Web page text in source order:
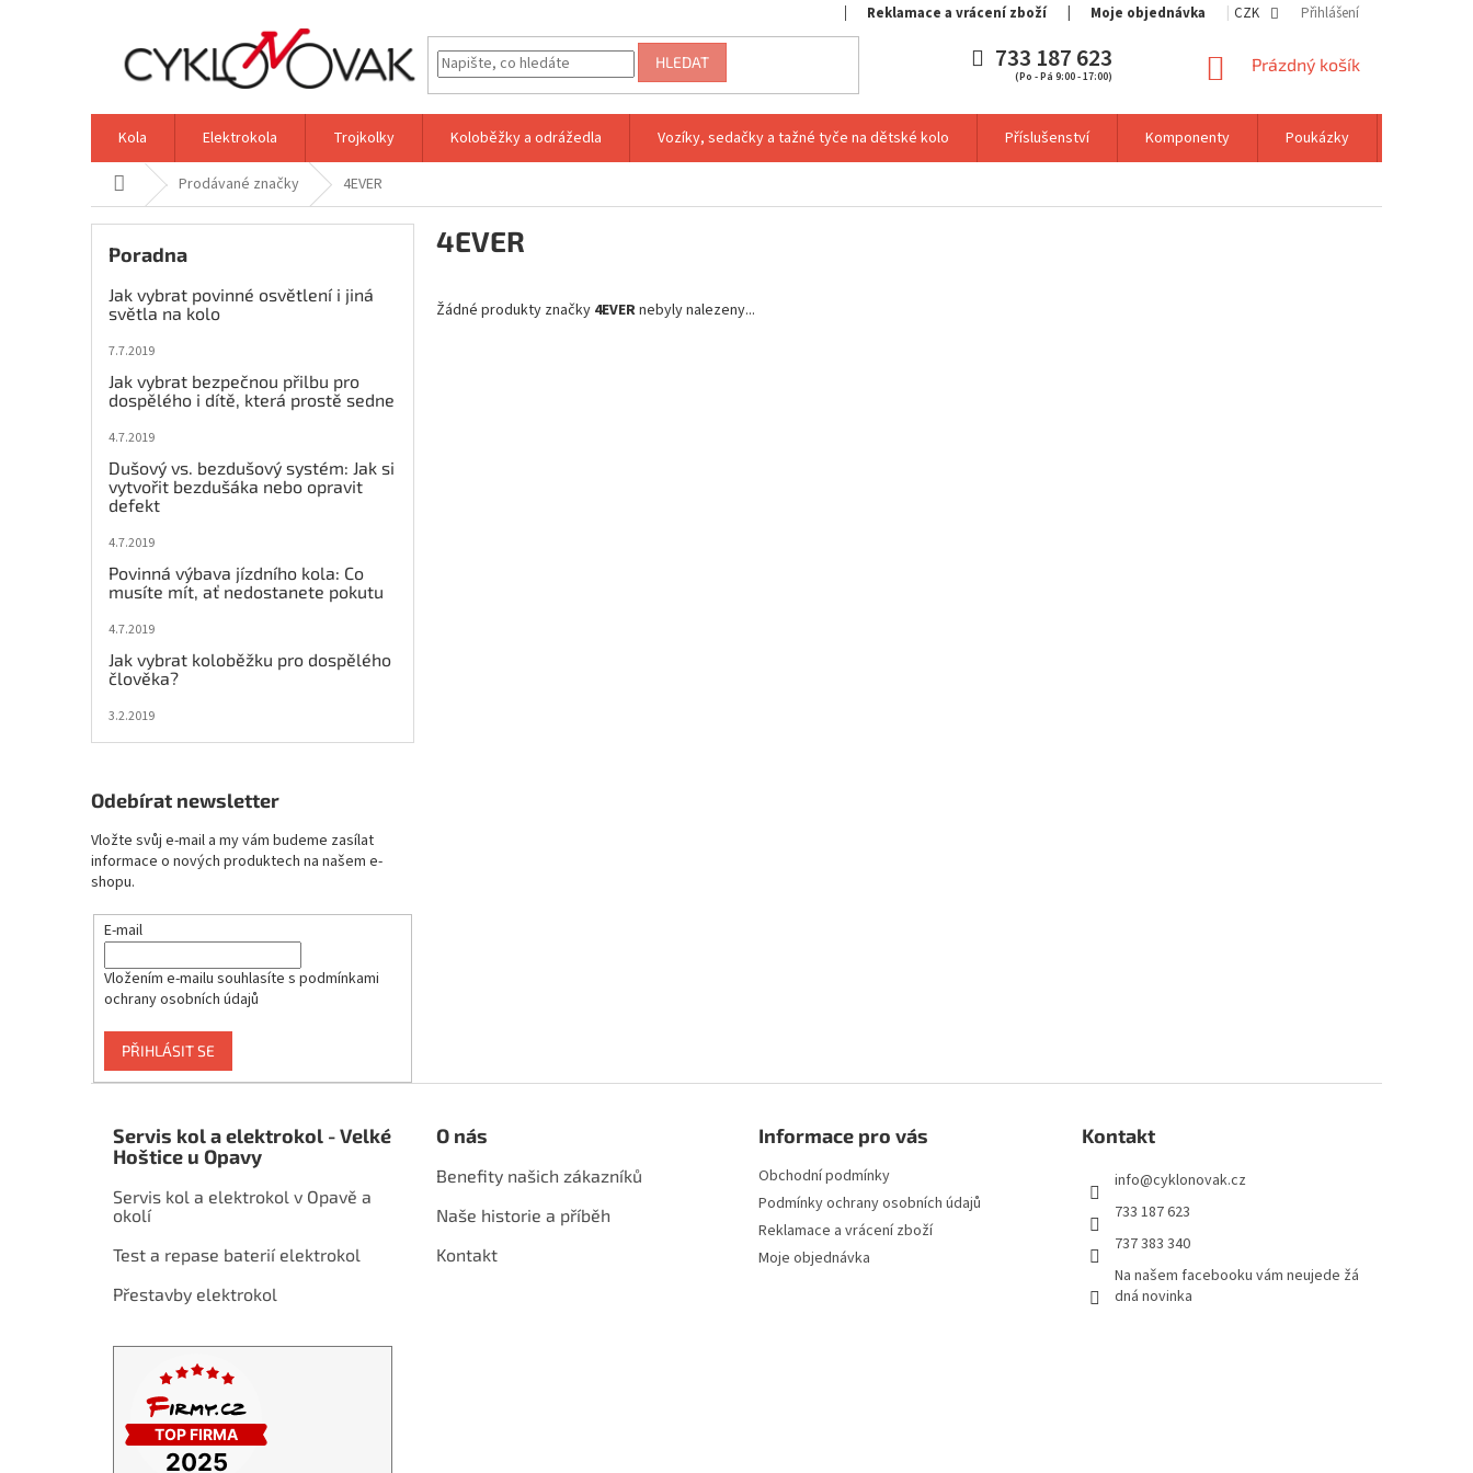
Reklamace a vrácení zboží Moje objednávka CZK Přihlášení
HLEDAT 733 187 623
(Po - Pá 9:00 - 17:00)
NÁKUPNÍ
Prázdný košík
Kola Elektrokola Trojkolky Koloběžky a odrážedla Vozíky, sedačky a tažné tyče na dětské kolo Příslušenství Komponenty Poukázky
Domů Prodávané značky 4EVER
P
Poradna
Jak vybrat povinné osvětlení i jiná
světla na kolo
7.7.2019
Jak vybrat bezpečnou přilbu pro
dospělého i dítě, která prostě sedne
4.7.2019
Dušový vs. bezdušový systém: Jak si
vytvořit bezdušáka nebo opravit
defekt
4.7.2019
Povinná výbava jízdního kola: Co
musíte mít, ať nedostanete pokutu
4.7.2019
Jak vybrat koloběžku pro dospělého
člověka?
3.2.2019
Odebírat newsletter
Vložte svůj e-mail a my vám budeme zasílat
informace o nových produktech na našem e-
shopu.
E-mail
Vložením e-mailu souhlasíte s podmínkami
ochrany osobních údajů
PŘIHLÁSIT SE
4EVER
Žádné produkty značky 4EVERnebyly nalezeny...
Servis kol a elektrokol - Velké
Hoštice u Opavy
Servis kol a elektrokol v Opavě a
okolí
Test a repase baterií elektrokol
Přestavby elektrokol
O nás
Benefity našich zákazníků
Naše historie a příběh
Kontakt
Informace pro vás
Obchodní podmínky
Podmínky ochrany osobních údajů
Reklamace a vrácení zboží
Moje objednávka
Kontakt
info@cyklonovak.cz
733 187 623
737 383 340
Na našem facebooku vám neujede žá
dná novinka